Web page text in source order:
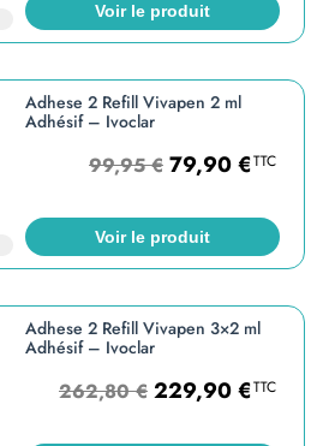
Voir le produit
Adhese 2 Refill Vivapen 2 ml
Adhésif – Ivoclar
99,95€ 79,90€TTC
Voir le produit
Adhese 2 Refill Vivapen 3×2 ml
Adhésif – Ivoclar
262,80€ 229,90€TTC